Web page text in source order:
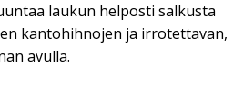
laukun helposti salkusta
kantohihnojen ja irrotettavan,
avulla.